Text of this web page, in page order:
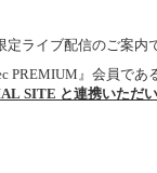
ライブ配信のご案内
PREMIUM』会員であ
SITE と連携いただ